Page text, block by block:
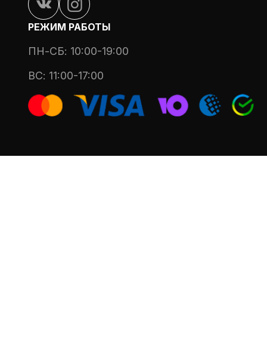
РЕЖИМ РАБОТЫ
ПН-СБ: 10:00-19:00
ВС: 11:00-17:00